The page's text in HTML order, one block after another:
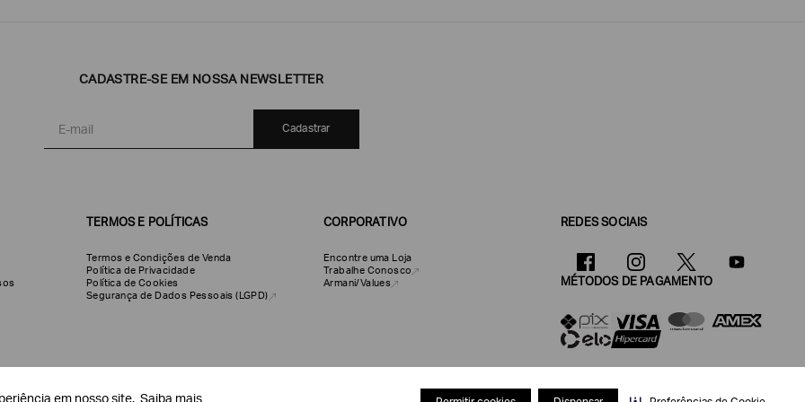
CADASTRE-SE EM NOSSA NEWSLETTER
Cadastrar
TERMOS E POLÍTICAS
Termos e Condições de Venda
Política de Privacidade
Política de Cookies
Segurança de Dados Pessoais (LGPD)
CORPORATIVO
Encontre uma Loja
Trabalhe Conosco
Armani/Values
REDES SOCIAIS
MÉTODOS DE PAGAMENTO